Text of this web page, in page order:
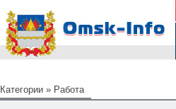
Категории » Работа